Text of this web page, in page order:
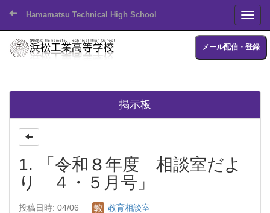
Hamamatsu Technical High School
メール配信・登録
掲示板
1. 「令和８年度 相談室だよ
り ４・５月号」
投稿日時: 04/06 教育相談室